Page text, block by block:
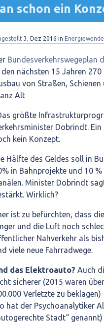
schon ein
3, Dez 2016 in Energiewende
Bundesverkehrswegeplan
den nächsten 15 Jahren
von Straßen,
Alt
größte
Dobrindt.
kein Konzept.
Hälfte des Geldes soll in
in Bahnprojekte und 10
Minister Dobrindt
Wirklich?
ist zu befürchten, dass
und die Luft noch
Nahverkehr als
viele neue Fahrradwege.
das Elektroauto? Auch
sicherer (2015 waren
Verletzte zu
hat der Psychoanalytiker
Stadt“